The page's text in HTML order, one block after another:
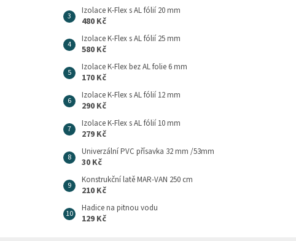
Izolace K-Flex s AL fólií 20 mm
480 Kč
Izolace K-Flex s AL fólií 25 mm
580 Kč
Izolace K-Flex bez AL folie 6 mm
170 Kč
Izolace K-Flex s AL fólií 12 mm
290 Kč
Izolace K-Flex s AL fólií 10 mm
279 Kč
Univerzální PVC přísavka 32 mm /53mm
30 Kč
Konstrukční latě MAR-VAN 250 cm
210 Kč
Hadice na pitnou vodu
129 Kč